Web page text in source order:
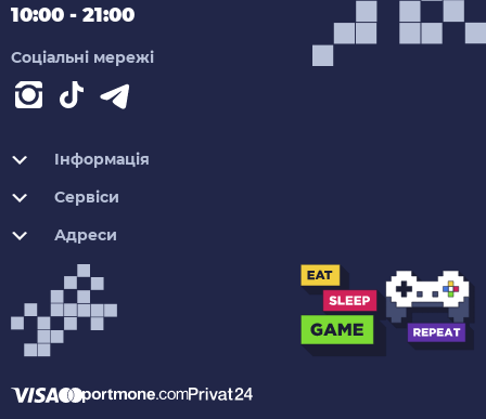
10:00 - 21:00
Соціальні мережі
Інформація
Сервіси
Адреси